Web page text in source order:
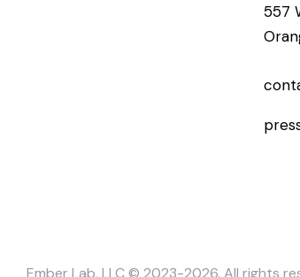
557
Ember Lab, LLC© 2023-2026. All rights